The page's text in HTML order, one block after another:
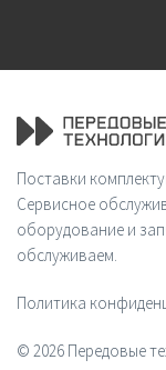
Поставки
Сервисное
оборудование и
обслуживаем.
Политика
© 2026 Передовые